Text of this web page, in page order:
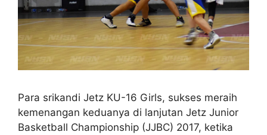
Para srikandi Jetz KU-16 Girls, sukses meraih
kemenangan keduanya di lanjutan Jetz Junior
Basketball Championship (JJBC) 2017, ketika